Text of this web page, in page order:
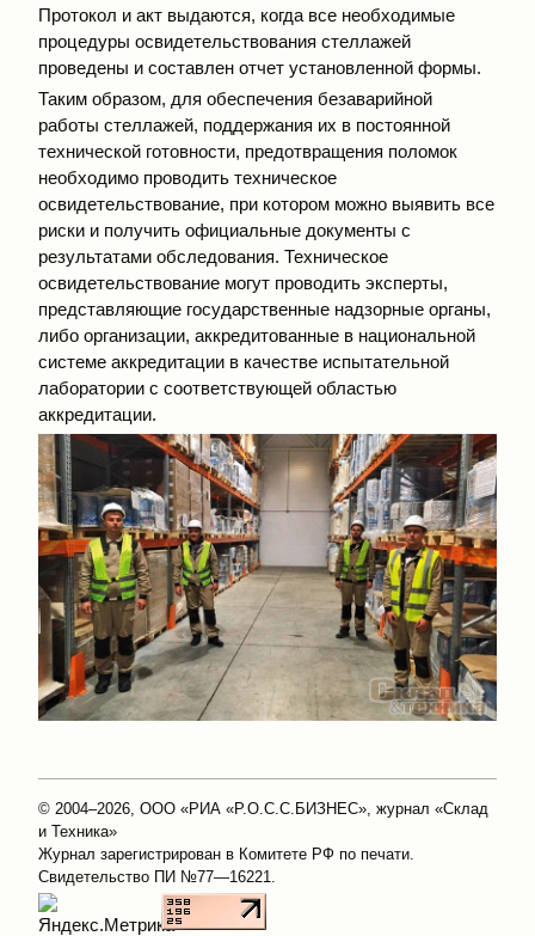
Протокол и акт выдаются, когда все необходимые
процедуры освидетельствования стеллажей
проведены и составлен отчет установленной формы.
Таким образом, для обеспечения безаварийной
работы стеллажей, поддержания их в постоянной
технической готовности, предотвращения поломок
необходимо проводить техническое
освидетельствование, при котором можно выявить все
риски и получить официальные документы с
результатами обследования. Техническое
освидетельствование могут проводить эксперты,
представляющие государственные надзорные органы,
либо организации, аккредитованные в национальной
системе аккредитации в качестве испытательной
лаборатории с соответствующей областью
аккредитации.
© 2004–2026, ООО «РИА «Р.О.С.С.БИЗНЕС», журнал «Склад
и Техника»
Журнал зарегистрирован в Комитете РФ по печати.
Свидетельство ПИ №77—16221.